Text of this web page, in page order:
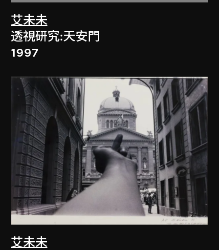
艾未未
透視研究:天安門
1997
艾未未